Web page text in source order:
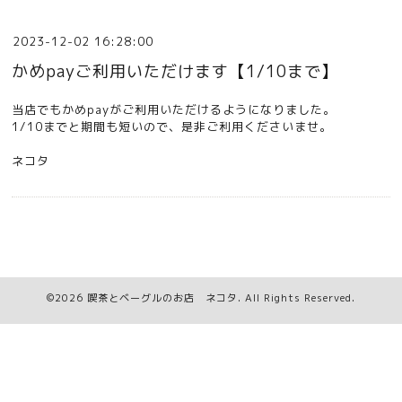
2023-12-02 16:28:00
かめpayご利用いただけます【1/10まで】
当店でもかめpayがご利用いただけるようになりました。
1/10までと期間も短いので、是非ご利用くださいませ。
ネコタ
©2026 喫茶とベーグルのお店 ネコタ . All Rights Reserved.